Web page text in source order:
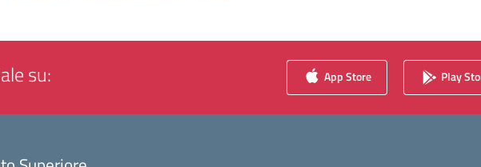
su: App Store Play